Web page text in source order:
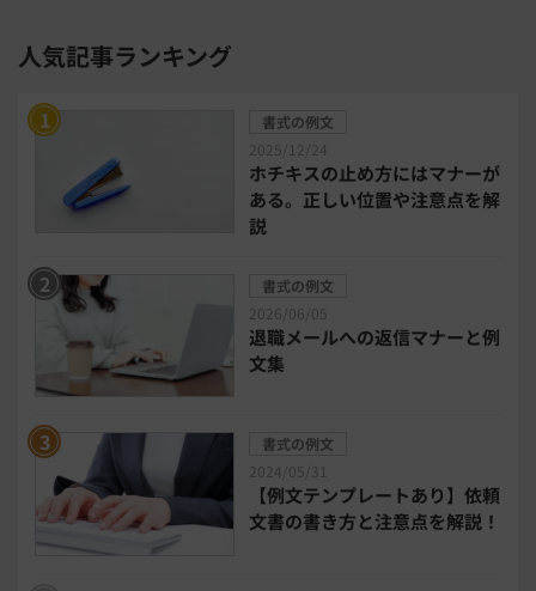
勤怠管理システム
健康管理システム
電子契約システム 会計業務システム
2026年トレンド ビジネススキル
DX・デジタル化 電子帳簿保存法
民法改正対応書式テンプレート
bizoceanお勧め動画
人気記事ランキング
書式の例文
2025/12/24
ホチキスの止め方にはマナーが
ある。正しい位置や注意点を解
説
書式の例文
2026/06/05
退職メールへの返信マナーと例
文集
書式の例文
2024/05/31
【例文テンプレートあり】依頼
文書の書き方と注意点を解説！